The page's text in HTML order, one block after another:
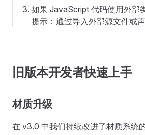
如果 JavaScript 代码使用外部
提示：通过导入外部源文件或声
旧版本开发者快速上手
材质升级
在 v3.0 中我们持续改进了材质系统